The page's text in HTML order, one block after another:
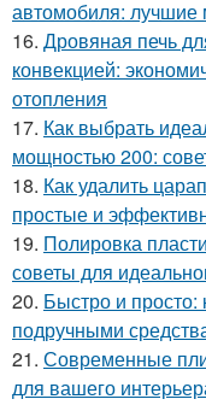
автомобиля: лучшие
16. Дровяная печь
конвекцией:
отопления
17. Как выбрать
мощностью 200:
18. Как удалить
простые и
19. Полировка
советы для
20. Быстро и просто:
подручными
21. Современные
для вашего